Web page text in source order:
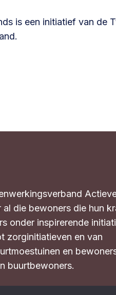
is een initiatief van de
die bewoners die hun
onder inspirerende
zorginitiatieven en van
en
buurtbewoners.